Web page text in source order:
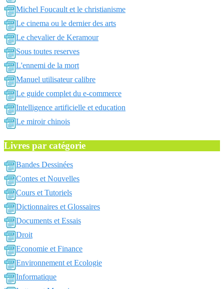
Michel Foucault et le christianisme
Le cinema ou le dernier des arts
Le chevalier de Keramour
Sous toutes reserves
L'ennemi de la mort
Manuel utilisateur calibre
Le guide complet du e-commerce
Intelligence artificielle et education
Le miroir chinois
Livres par catégorie
Bandes Dessinées
Contes et Nouvelles
Cours et Tutoriels
Dictionnaires et Glossaires
Documents et Essais
Droit
Economie et Finance
Environnement et Ecologie
Informatique